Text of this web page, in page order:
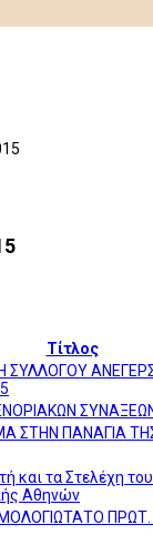
Τίτλος
ΣΥΛΛΟΓΟΥ
ΣΤΗΝ ΠΑΝΑΓΙΑ
και τα Στελέχη
Αθηνών